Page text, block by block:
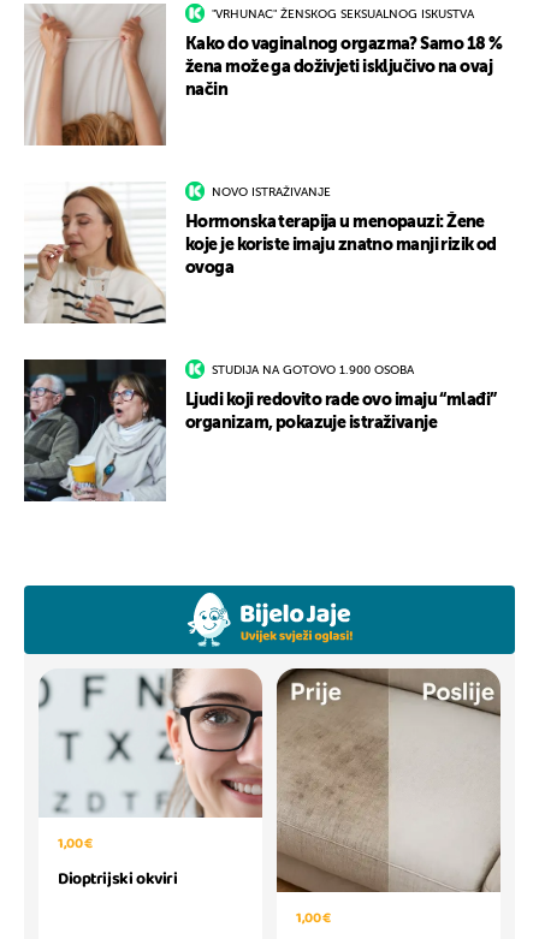
"VRHUNAC" ŽENSKOG SEKSUALNOG ISKUSTVA
Kako do vaginalnog orgazma? Samo 18 %
žena može ga doživjeti isključivo na ovaj
način
NOVO ISTRAŽIVANJE
Hormonska terapija u menopauzi: Žene
koje je koriste imaju znatno manji rizik od
ovoga
STUDIJA NA GOTOVO 1.900 OSOBA
Ljudi koji redovito rade ovo imaju “mlađi”
organizam, pokazuje istraživanje
1,00 €
Dioptrijski okviri
1,00 €